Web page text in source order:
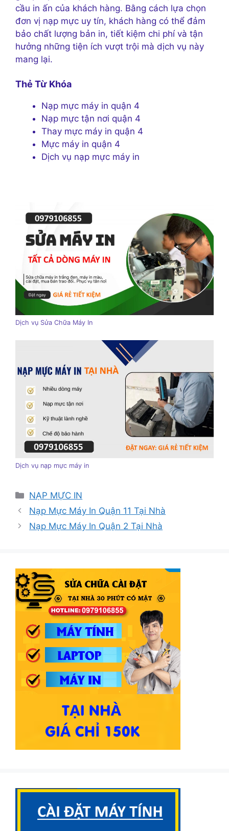
cầu in ấn của khách hàng. Bằng cách lựa chọn
đơn vị nạp mực uy tín, khách hàng có thể đảm
bảo chất lượng bản in, tiết kiệm chi phí và tận
hưởng những tiện ích vượt trội mà dịch vụ này
mang lại.
Thẻ Từ Khóa
Nạp mực máy in quận 4
Nạp mực tận nơi quận 4
Thay mực máy in quận 4
Mực máy in quận 4
Dịch vụ nạp mực máy in
Dịch vụ Sửa Chữa Máy In
Dịch vụ nạp mực máy in
Danh
mục
NẠP MỰC IN
Nạp Mực Máy In Quận 11 Tại Nhà
Nạp Mực Máy In Quận 2 Tại Nhà